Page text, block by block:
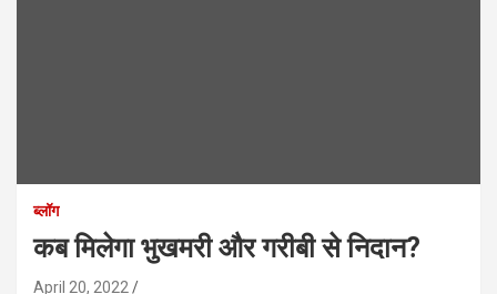
ब्लॉग
कब मिलेगा भुखमरी और गरीबी से निदान?
April 20, 2022